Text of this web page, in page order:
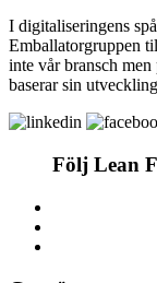
I digitaliseringens
Emballatorgruppen
inte vår bransch men
baserar sin
Följ Lean